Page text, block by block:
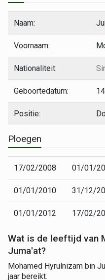
Naam:
Voornaam:
Nationaliteit:
Geboortedatum:
Positie:
Ploegen
17/02/2008 01/01/
01/01/2010 31/12/
01/01/2012 17/02/
Wat is de leeftijd van
Juma'at?
Mohamed Hyrulnizam bin
jaar bereikt.